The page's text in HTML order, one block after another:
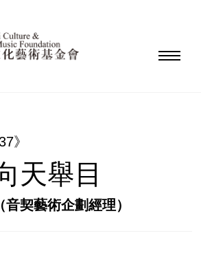
》
天舉目
音契藝術企劃經理）